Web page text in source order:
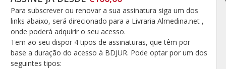
Para subscrever ou renovar a sua assinatura siga um dos
links abaixo, será direcionado para a Livraria Almedina.net ,
onde poderá adquirir o seu acesso.
Tem ao seu dispor 4 tipos de assinaturas, que têm por
base a duração do acesso à BDJUR. Pode optar por um dos
seguintes tipos: